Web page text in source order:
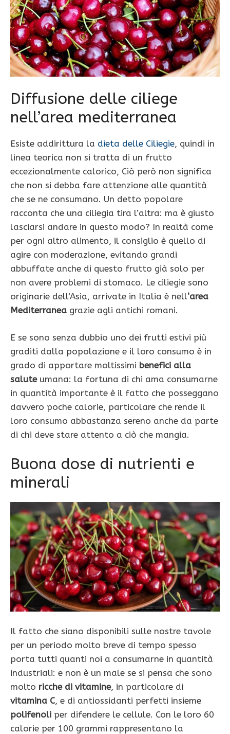
Diffusione delle ciliege
nell’area mediterranea
Esiste addirittura la dieta delle Ciliegie, quindi in
linea teorica non si tratta di un frutto
eccezionalmente calorico, Ciò però non significa
che non si debba fare attenzione alle quantità
che se ne consumano. Un detto popolare
racconta che una ciliegia tira l’altra: ma è giusto
lasciarsi andare in questo modo? In realtà come
per ogni altro alimento, il consiglio è quello di
agire con moderazione, evitando grandi
abbuffate anche di questo frutto già solo per
non avere problemi di stomaco. Le ciliegie sono
originarie dell’Asia, arrivate in Italia è nell‘area
Mediterranea grazie agli antichi romani.
E se sono senza dubbio uno dei frutti estivi più
graditi dalla popolazione e il loro consumo è in
grado di apportare moltissimi benefici alla
saluteumana: la fortuna di chi ama consumarne
in quantità importante è il fatto che posseggano
davvero poche calorie, particolare che rende il
loro consumo abbastanza sereno anche da parte
di chi deve stare attento a ciò che mangia.
Buona dose di nutrienti e
minerali
Il fatto che siano disponibili sulle nostre tavole
per un periodo molto breve di tempo spesso
porta tutti quanti noi a consumarne in quantità
industriali: e non è un male se si pensa che sono
molto ricche di vitamine, in particolare di
vitamina C, e di antiossidanti perfetti insieme
polifenoli per difendere le cellule. Con le loro 60
calorie per 100 grammi rappresentano la